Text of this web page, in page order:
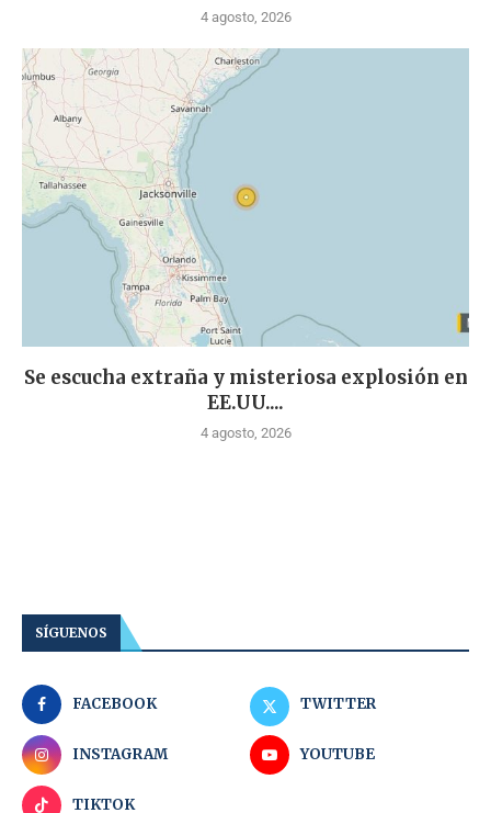
4 agosto, 2026
Se escucha extraña y misteriosa explosión en
EE.UU....
4 agosto, 2026
SÍGUENOS
FACEBOOK TWITTER
INSTAGRAM YOUTUBE
TIKTOK